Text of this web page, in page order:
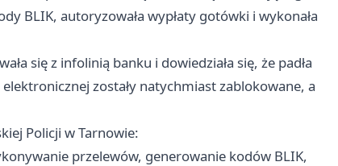
BLIK, autoryzowała wypłaty gotówki i wykonała
się z infolinią banku i dowiedziała się, że padła
zostały natychmiast zablokowane, a
Policji w Tarnowie:
przelewów, generowanie kodów BLIK,